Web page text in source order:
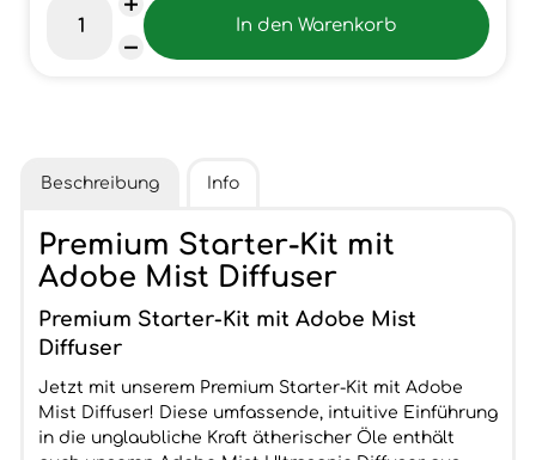
Beschreibung Info
Premium Starter-Kit mit
Adobe Mist Diffuser
Premium Starter-Kit mit Adobe Mist
Diffuser
Jetzt mit unserem Premium Starter-Kit mit Adobe
Mist Diffuser! Diese umfassende, intuitive Einführung
in die unglaubliche Kraft ätherischer Öle enthält